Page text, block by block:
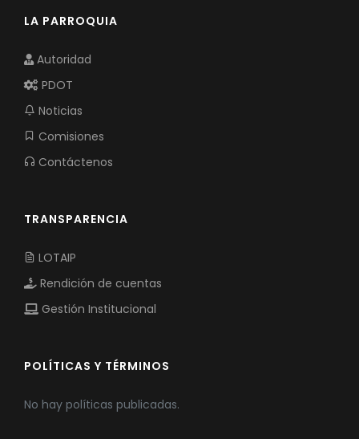
LA PARROQUIA
Autoridad
PDOT
Noticias
Comisiones
Contáctenos
TRANSPARENCIA
LOTAIP
Rendición de cuentas
Gestión Institucional
POLÍTICAS Y TÉRMINOS
No hay políticas publicadas.